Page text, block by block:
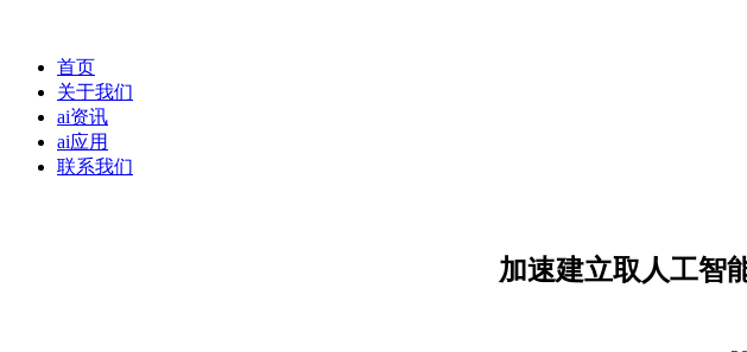
首页
关于我们
ai资讯
ai应用
联系我们
加速建立取人工智